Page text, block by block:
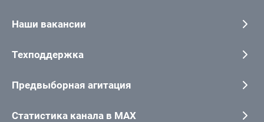
Наши вакансии
Техподдержка
Предвыборная агитация
Статистика канала в MAX